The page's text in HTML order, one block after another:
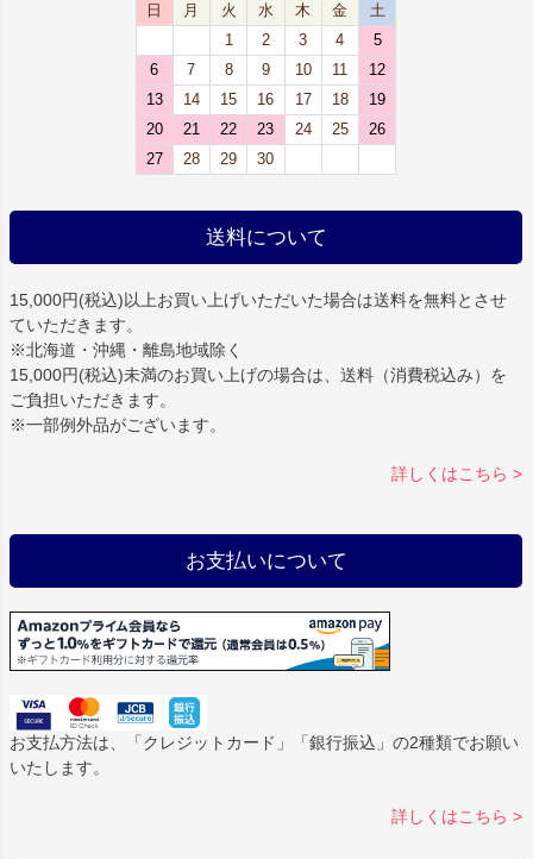
日 月 火 水 木 金
土
1
2 3 4
5
6
7 8 9 10 11
12
13
14 15 16 17 18
19
20
21 22 23 24 25
26
27
28 29 30
送料について
15,000円(税込)以上お買い上げいただいた場合は送料を無料とさせ
ていただきます。
※北海道・沖縄・離島地域除く
15,000円(税込)未満のお買い上げの場合は、送料（消費税込み）を
ご負担いただきます。
※一部例外品がございます。
詳しくはこちら >
お支払いについて
お支払方法は、「クレジットカード」「銀行振込」の2種類でお願い
いたします。
詳しくはこちら >